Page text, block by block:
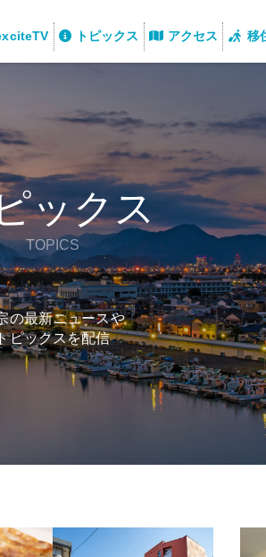
トピックス アクセス 移
ックス
TOPICS
の最新ニュースや
ピックスを配信